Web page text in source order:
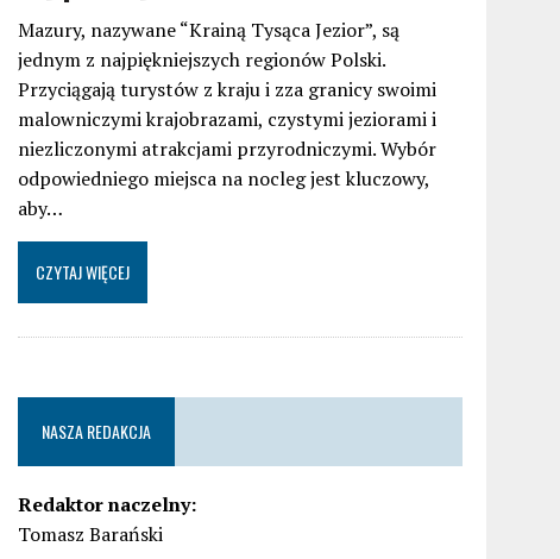
Mazury, nazywane “Krainą Tysąca Jezior”, są
jednym z najpiękniejszych regionów Polski.
Przyciągają turystów z kraju i zza granicy swoimi
malowniczymi krajobrazami, czystymi jeziorami i
niezliczonymi atrakcjami przyrodniczymi. Wybór
odpowiedniego miejsca na nocleg jest kluczowy,
aby…
CZYTAJ WIĘCEJ
NASZA REDAKCJA
Redaktor naczelny:
Tomasz Barański